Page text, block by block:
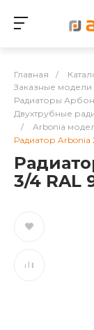
Главная /
Заказные
Радиаторы
Двухтрубные
/
Arbonia
Радиатор Arbonia
3/4 RAL